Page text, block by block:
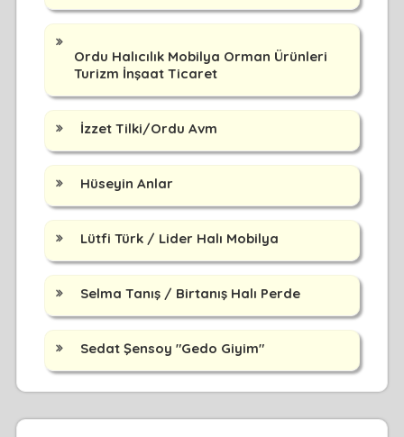
Ordu Halıcılık Mobilya Orman Ürünleri
Turizm İnşaat Ticaret
İzzet Tilki/Ordu Avm
Hüseyin Anlar
Lütfi Türk / Lider Halı Mobilya
Selma Tanış / Birtanış Halı Perde
Sedat Şensoy "Gedo Giyim"